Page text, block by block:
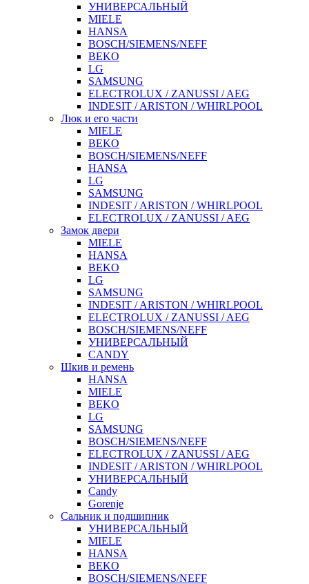
УНИВЕРСАЛЬНЫЙ
MIELE
HANSA
BOSCH/SIEMENS/NEFF
BEKO
LG
SAMSUNG
ELECTROLUX / ZANUSSI / AEG
INDESIT / ARISTON / WHIRLPOOL
Люк и его части
MIELE
BEKO
BOSCH/SIEMENS/NEFF
HANSA
LG
SAMSUNG
INDESIT / ARISTON / WHIRLPOOL
ELECTROLUX / ZANUSSI / AEG
Замок двери
MIELE
HANSA
BEKO
LG
SAMSUNG
INDESIT / ARISTON / WHIRLPOOL
ELECTROLUX / ZANUSSI / AEG
BOSCH/SIEMENS/NEFF
УНИВЕРСАЛЬНЫЙ
CANDY
Шкив и ремень
HANSA
MIELE
BEKO
LG
SAMSUNG
BOSCH/SIEMENS/NEFF
ELECTROLUX / ZANUSSI / AEG
INDESIT / ARISTON / WHIRLPOOL
УНИВЕРСАЛЬНЫЙ
Candy
Gorenje
Сальник и подшипник
УНИВЕРСАЛЬНЫЙ
MIELE
HANSA
BEKO
BOSCH/SIEMENS/NEFF